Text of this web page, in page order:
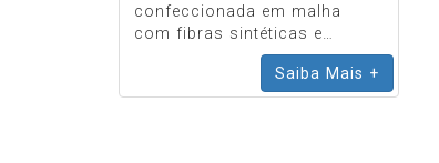
confeccionada em malha
com fibras sintéticas e
naturais, revestimento em
látex corrugado na face
palmar dos dedos.
Saiba Mais +